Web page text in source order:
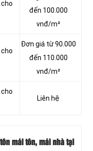
đến 100.000
vnđ/m²
Đơn giá từ 90.000
đến 110.000
vnđ/m²
Liên hệ
mái tôn, mái nhà tại